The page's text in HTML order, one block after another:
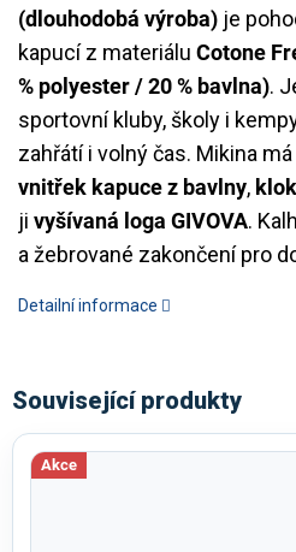
(dlouhodobá výroba) je
kapucí z materiálu Cotone
% polyester / 20 % bavlna).
sportovní kluby, školy i
zahřátí i volný čas. Mikina má
vnitřek kapuce z bavlny,
ji vyšívaná loga GIVOVA.
a žebrované zakončení pro
Detailní informace
Související produkty
Akce